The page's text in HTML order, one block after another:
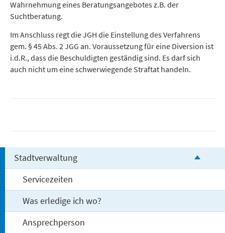
Wahrnehmung eines Beratungsangebotes z.B. der
Suchtberatung.
Im Anschluss regt die JGH die Einstellung des Verfahrens
gem. § 45 Abs. 2 JGG an. Voraussetzung für eine Diversion ist
i.d.R., dass die Beschuldigten geständig sind. Es darf sich
auch nicht um eine schwerwiegende Straftat handeln.
Stadtverwaltung
Servicezeiten
Was erledige ich wo?
Ansprechperson